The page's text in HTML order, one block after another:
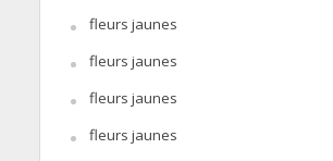
fleurs jaunes
fleurs jaunes
fleurs jaunes
fleurs jaunes